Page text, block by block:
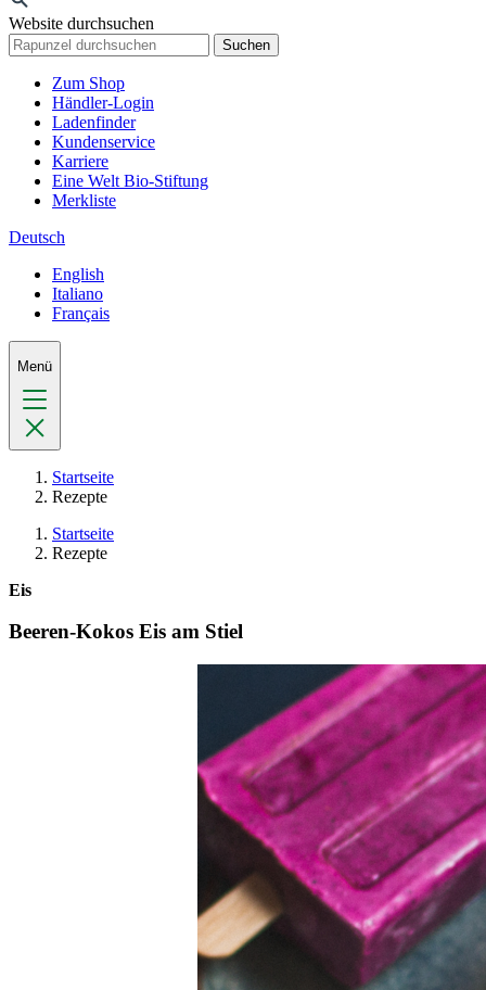
Website durchsuchen
Suchen
Zum Shop
Händler-Login
Ladenfinder
Kundenservice
Karriere
Eine Welt Bio-Stiftung
Merkliste
Deutsch
English
Italiano
Français
Menü
Startseite
Rezepte
Startseite
Rezepte
Eis
Beeren-Kokos Eis am Stiel